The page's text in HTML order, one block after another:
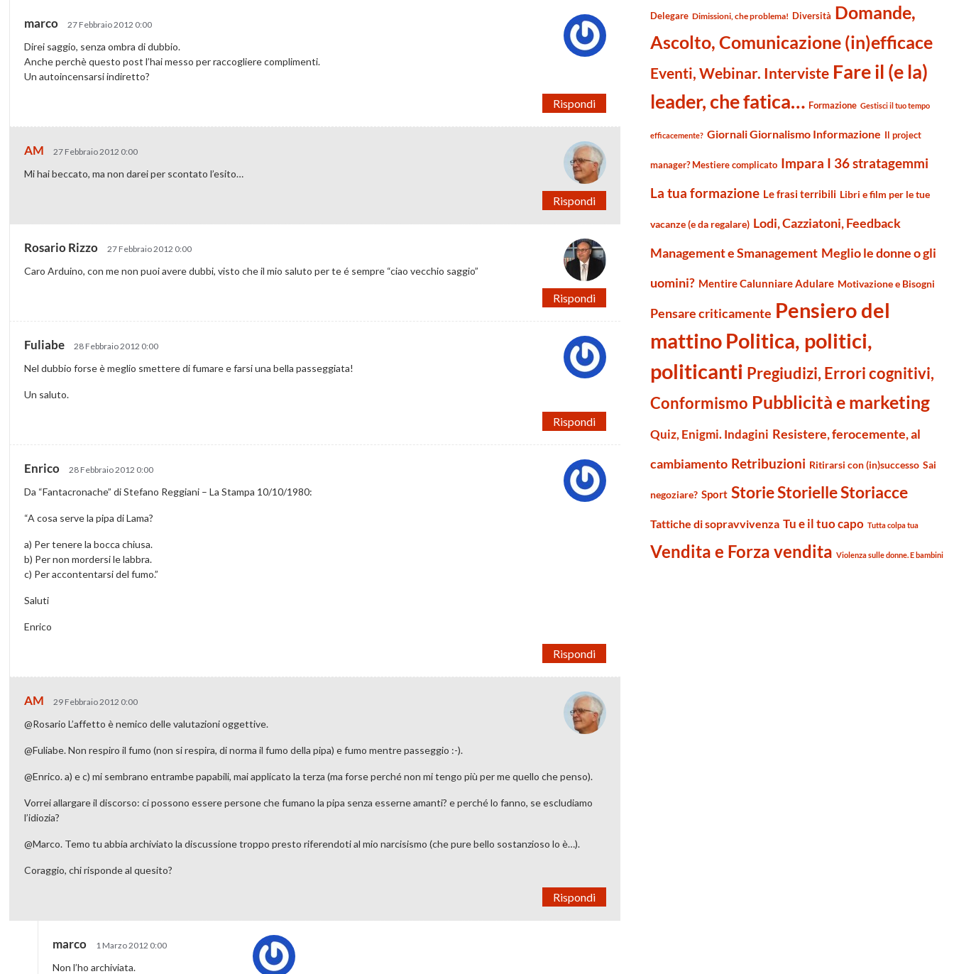
marco 27 Febbraio 2012 0:00
Direi saggio, senza ombra di dubbio.
Anche perchè questo post l’hai messo per raccogliere complimenti.
Un autoincensarsi indiretto?
Rispondi
AM 27 Febbraio 2012 0:00
Mi hai beccato, ma non darei per scontato l’esito…
Rispondi
Rosario Rizzo 27 Febbraio 2012 0:00
Caro Arduino, con me non puoi avere dubbi, visto che il mio saluto per te é sempre “ciao vecchio saggio”
Rispondi
Fuliabe 28 Febbraio 2012 0:00
Nel dubbio forse è meglio smettere di fumare e farsi una bella passeggiata!
Un saluto.
Rispondi
Enrico 28 Febbraio 2012 0:00
Da “Fantacronache” di Stefano Reggiani – La Stampa 10/10/1980:
“A cosa serve la pipa di Lama?
a) Per tenere la bocca chiusa.
b) Per non mordersi le labbra.
c) Per accontentarsi del fumo.”
Saluti
Enrico
Rispondi
AM 29 Febbraio 2012 0:00
@Rosario L’affetto è nemico delle valutazioni oggettive.
@Fuliabe. Non respiro il fumo (non si respira, di norma il fumo della pipa) e fumo mentre passeggio :-).
@Enrico. a) e c) mi sembrano entrambe papabili, mai applicato la terza (ma forse perché non mi tengo più per me quello che penso).
Vorrei allargare il discorso: ci possono essere persone che fumano la pipa senza esserne amanti? e perché lo fanno, se escludiamo
l’idiozia?
@Marco. Temo tu abbia archiviato la discussione troppo presto riferendoti al mio narcisismo (che pure bello sostanzioso lo è…).
Coraggio, chi risponde al quesito?
Rispondi
marco 1 Marzo 2012 0:00
Non l’ho archiviata.
Delegare Dimissioni, che problema! Diversità Domande,
Ascolto, Comunicazione (in)efficace
Eventi, Webinar. Interviste Fare il (e la)
leader, che fatica… Formazione Gestisci il tuo tempo
efficacemente? Giornali Giornalismo Informazione Il project
manager? Mestiere complicato Impara I 36 stratagemmi
La tua formazione Le frasi terribili Libri e film per le tue
vacanze (e da regalare) Lodi, Cazziatoni, Feedback
Management e Smanagement Meglio le donne o gli
uomini? Mentire Calunniare Adulare Motivazione e Bisogni
Pensare criticamente Pensiero del
mattino Politica, politici,
politicanti Pregiudizi, Errori cognitivi,
Conformismo Pubblicità e marketing
Quiz, Enigmi. Indagini Resistere, ferocemente, al
cambiamento Retribuzioni Ritirarsi con (in)successo Sai
negoziare? Sport Storie Storielle Storiacce
Tattiche di sopravvivenza Tu e il tuo capo Tutta colpa tua
Vendita e Forza vendita Violenza sulle donne. E bambini